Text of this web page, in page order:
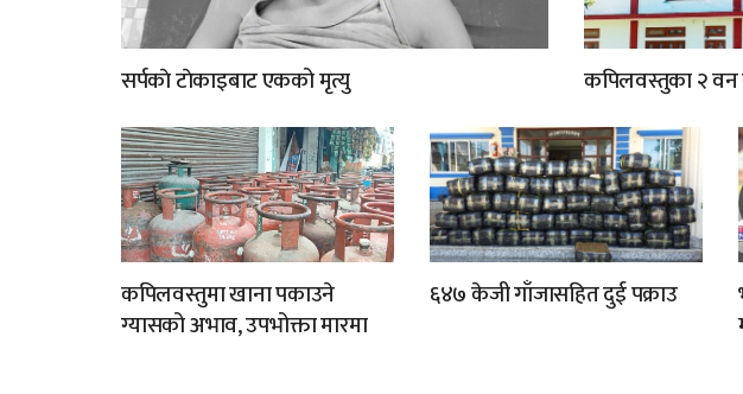
सर्पकाे टाेकाइबाट एकको मृत्यु कपिलवस्तुका २ वन
कपिलवस्तुमा खाना पकाउने
ग्यासको अभाव, उपभोक्ता मारमा
६४७ केजी गाँजासहित दुई पक्राउ